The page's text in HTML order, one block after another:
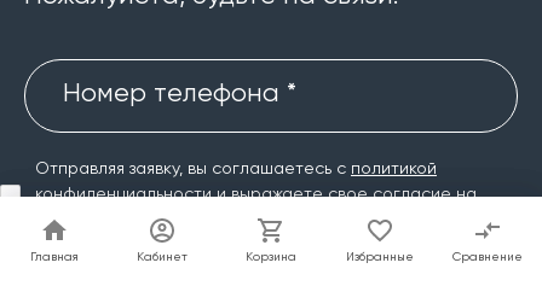
Главная Кабинет Корзина Избранные Сравнение
Главная Кабинет Корзина Избранные Сравнение
Номер телефона *
Отправляя заявку, вы соглашаетесь с политикой
конфиденциальности и выражаете свое согласие на
обработку персональных данных.